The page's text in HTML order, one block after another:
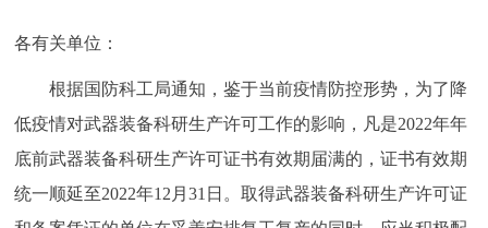
个人服务 法人服务 部门服务
便民服务 利企服务 投资项目
各有关单位：
根据国防科工局通知，鉴于当前疫情防控形势，为了降
低疫情对武器装备科研生产许可工作的影响，凡是2022年年
底前武器装备科研生产许可证书有效期届满的，证书有效期
统一顺延至2022年12月31日。取得武器装备科研生产许可证